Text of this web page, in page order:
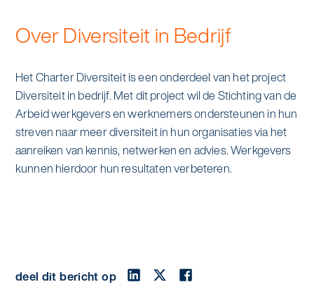
Over Diversiteit in Bedrijf
Het Charter Diversiteit is een onderdeel van het project
Diversiteit in bedrijf. Met dit project wil de Stichting van de
Arbeid werkgevers en werknemers ondersteunen in hun
streven naar meer diversiteit in hun organisaties via het
aanreiken van kennis, netwerken en advies. Werkgevers
kunnen hierdoor hun resultaten verbeteren.
deel dit bericht op